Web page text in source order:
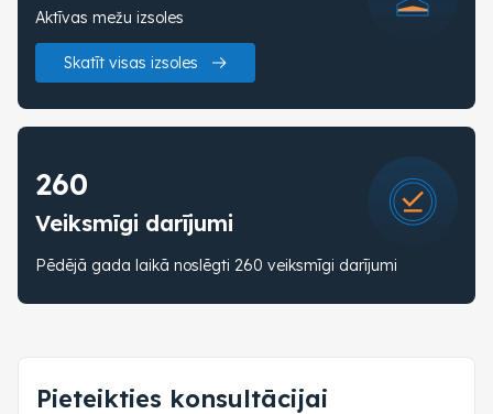
Aktīvas mežu izsoles
Skatīt visas izsoles
260
Veiksmīgi darījumi
Pēdējā gada laikā noslēgti 260 veiksmīgi darījumi
Pieteikties konsultācijai